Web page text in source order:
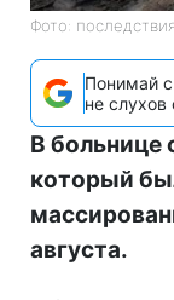
Фото:
Понимай
не слухов
В больнице
который
августа.